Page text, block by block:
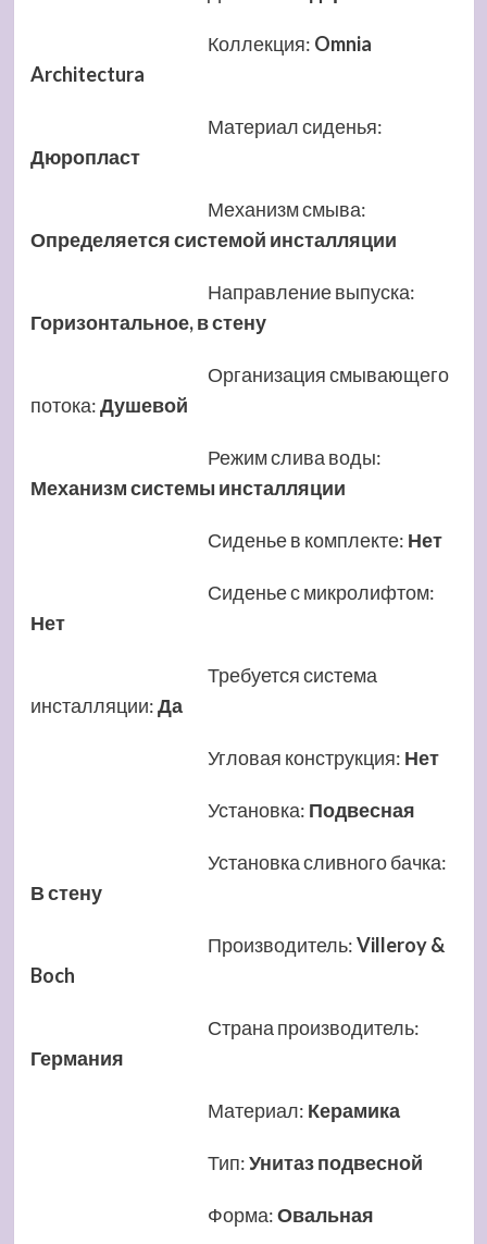
Коллекция: Omnia
Architectura
Материал сиденья:
Дюропласт
Механизм смыва:
Определяется системой инсталляции
Направление выпуска:
Горизонтальное, в стену
Организация смывающего
потока:Душевой
Режим слива воды:
Механизм системы инсталляции
Сиденье в комплекте: Нет
Сиденье с микролифтом:
Нет
Требуется система
инсталляции:Да
Угловая конструкция: Нет
Установка: Подвесная
Установка сливного бачка:
В стену
Производитель:Villeroy &
Boch
Страна производитель:
Германия
Материал: Керамика
Тип:Унитаз подвесной
Форма:Овальная